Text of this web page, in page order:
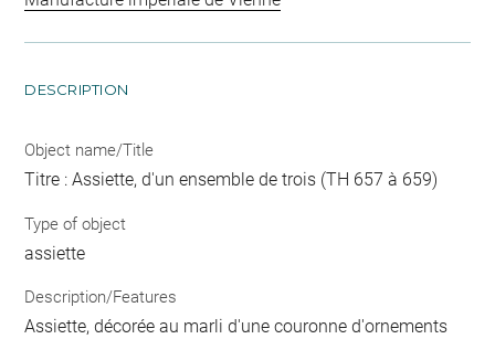
DESCRIPTION
Object name/Title
Titre : Assiette, d'un ensemble de trois (TH 657 à 659)
Type of object
assiette
Description/Features
Assiette, décorée au marli d'une couronne d'ornements